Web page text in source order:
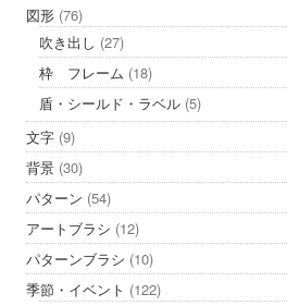
図形 (76)
吹き出し (27)
枠 フレーム (18)
盾・シールド・ラベル (5)
文字 (9)
背景 (30)
パターン (54)
アートブラシ (12)
パターンブラシ (10)
季節・イベント (122)